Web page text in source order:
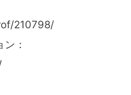
210798/
：